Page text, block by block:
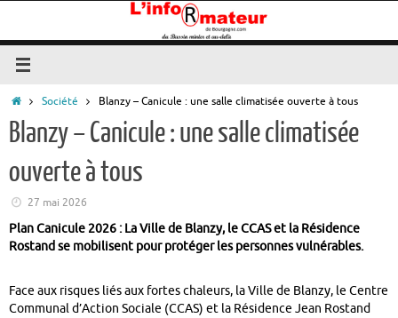
contenu
Accueil
Société Blanzy – Canicule : une salle climatisée ouverte à tous
Blanzy – Canicule : une salle climatisée
ouverte à tous
27 mai 2026
Plan Canicule 2026 : La Ville de Blanzy, le CCAS et la Résidence
Rostand se mobilisent pour protéger les personnes vulnérables.
Face aux risques liés aux fortes chaleurs, la Ville de Blanzy, le Centre
Communal d’Action Sociale (CCAS) et la Résidence Jean Rostand